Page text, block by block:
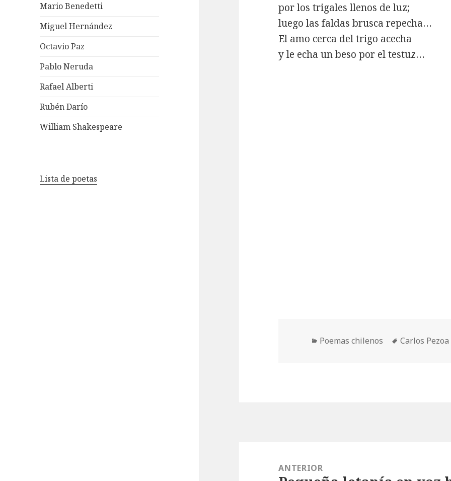
Mario Benedetti
Miguel Hernández
Octavio Paz
Pablo Neruda
Rafael Alberti
Rubén Darío
William Shakespeare
Lista de poetas
por los trigales llenos de luz;
luego las faldas brusca repecha…
El amo cerca del trigo acecha
y le echa un beso por el testuz…
Categorías
Poemas chilenos Etiquetas
Carlos
ANTERIOR